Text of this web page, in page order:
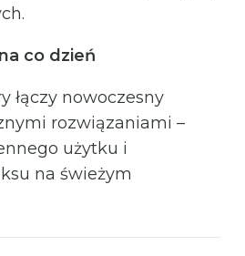
co dzień
łączy nowoczesny
rozwiązaniami –
użytku i
na świeżym